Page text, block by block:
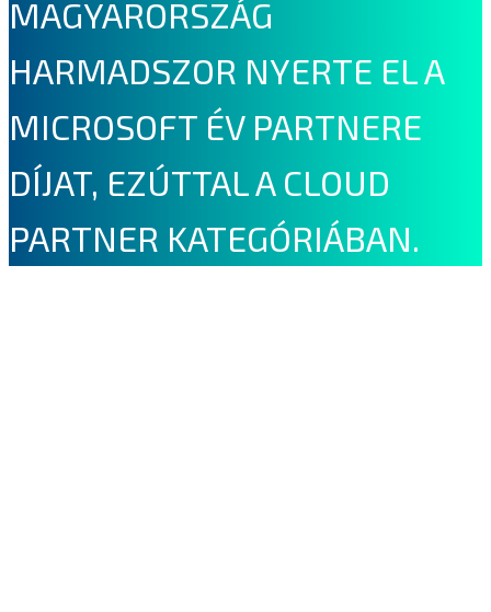
MAGYARORSZÁG
HARMADSZOR NYERTE EL A
MICROSOFT ÉV PARTNERE
DÍJAT, EZÚTTAL A CLOUD
PARTNER KATEGÓRIÁBAN.